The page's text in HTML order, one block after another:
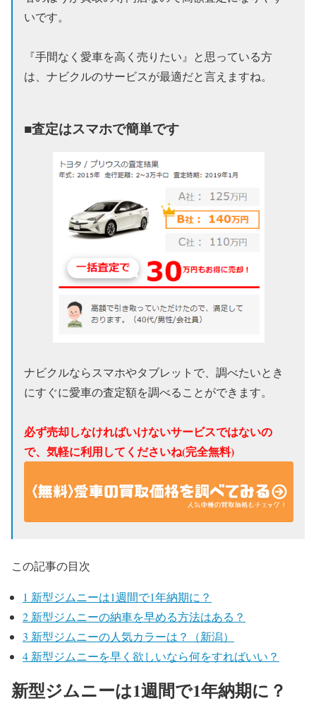
いです。
『手間なく愛車を高く売りたい』と思っている方
は、ナビクルのサービスが最適だと言えますね。
■査定はスマホで簡単です
ナビクルならスマホやタブレットで、調べたいとき
にすぐに愛車の査定額を調べることができます。
必ず売却しなければいけないサービスではないの
で、気軽に利用してくださいね(完全無料)
この記事の目次
1 新型ジムニーは1週間で1年納期に？
2 新型ジムニーの納車を早める方法はある？
3 新型ジムニーの人気カラーは？（新潟）
4 新型ジムニーを早く欲しいなら何をすればいい？
新型ジムニーは1週間で1年納期に？